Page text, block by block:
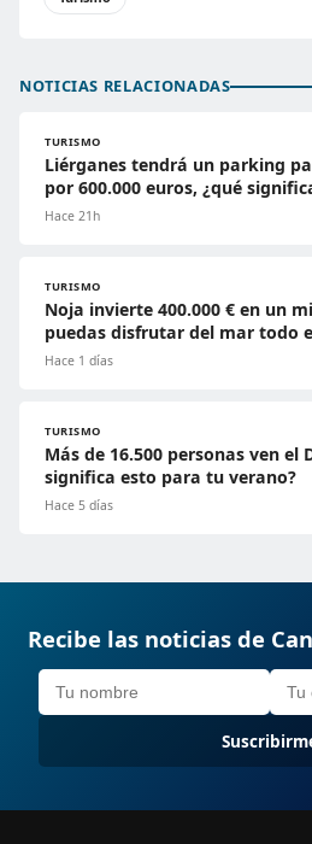
NOTICIAS RELACIONADAS
TURISMO
Liérganes tendrá un parking
por 600.000 euros, ¿qué
Hace 21h
TURISMO
Noja invierte 400.000 € en un
puedas disfrutar del mar todo
Hace 1 días
TURISMO
Más de 16.500 personas ven el
significa esto para tu verano?
Hace 5 días
Recibe las noticias de